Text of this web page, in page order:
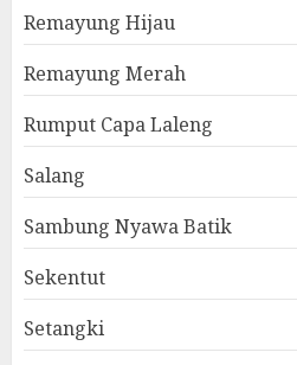
Remayung Hijau
Remayung Merah
Rumput Capa Laleng
Salang
Sambung Nyawa Batik
Sekentut
Setangki